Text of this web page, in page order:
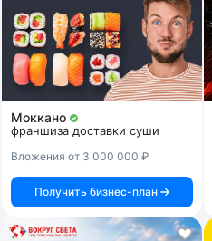
Моккано
франшиза доставки суши
Вложения от 3 000 000 ₽
Получить бизнес-план